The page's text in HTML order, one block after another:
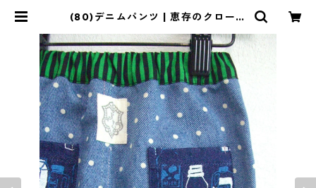
(80)デニムパンツ | 恵存のクローゼ